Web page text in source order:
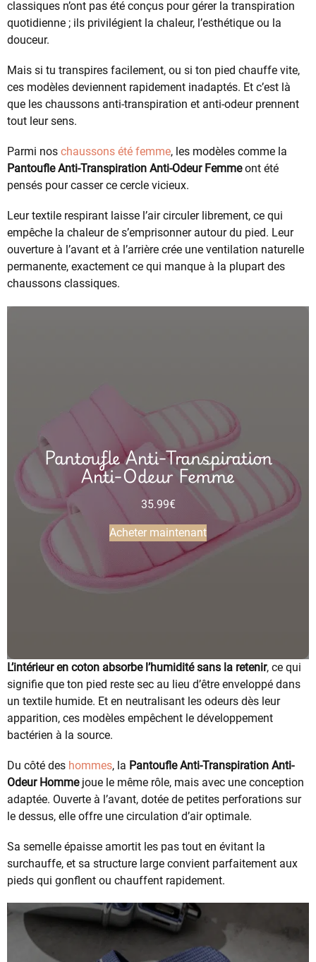
classiques n’ont pas été conçus pour gérer la transpiration
quotidienne ; ils privilégient la chaleur, l’esthétique ou la
douceur.
Mais si tu transpires facilement, ou si ton pied chauffe vite,
ces modèles deviennent rapidement inadaptés. Et c’est là
que les chaussons anti-transpiration et anti-odeur prennent
tout leur sens.
Parmi nos chaussons été femme, les modèles comme la
Pantoufle Anti-Transpiration Anti-Odeur Femmeont été
pensés pour casser ce cercle vicieux.
Leur textile respirant laisse l’air circuler librement, ce qui
empêche la chaleur de s’emprisonner autour du pied. Leur
ouverture à l’avant et à l’arrière crée une ventilation naturelle
permanente, exactement ce qui manque à la plupart des
chaussons classiques.
Pantoufle Anti-Transpiration
Anti-Odeur Femme
35.99€
Acheter maintenant
L’intérieur en coton absorbe l’humidité sans la retenir, ce qui
signifie que ton pied reste sec au lieu d’être enveloppé dans
un textile humide. Et en neutralisant les odeurs dès leur
apparition, ces modèles empêchent le développement
bactérien à la source.
Du côté des hommes, la Pantoufle Anti-Transpiration Anti-
Odeur Hommejoue le même rôle, mais avec une conception
adaptée. Ouverte à l’avant, dotée de petites perforations sur
le dessus, elle offre une circulation d’air optimale.
Sa semelle épaisse amortit les pas tout en évitant la
surchauffe, et sa structure large convient parfaitement aux
pieds qui gonflent ou chauffent rapidement.